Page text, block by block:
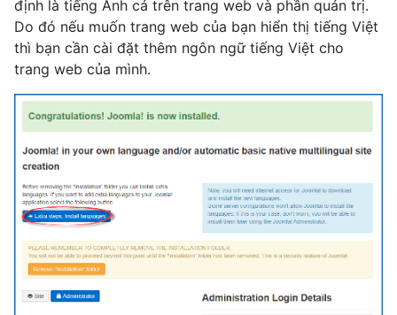
định là tiếng Anh cả trên trang web và phần quản trị.
Do đó nếu muốn trang web của bạn hiển thị tiếng Việt
thì bạn cần cài đặt thêm ngôn ngữ tiếng Việt cho
trang web của mình.